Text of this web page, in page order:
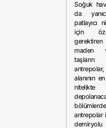
Soğuk
da
patlayıcı
için
gerektiren
maden
taşların
alanının
antrepolar
demiryolu